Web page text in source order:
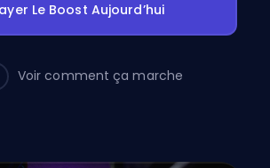
Le Boost Aujourd’hui
Voir comment ça marche